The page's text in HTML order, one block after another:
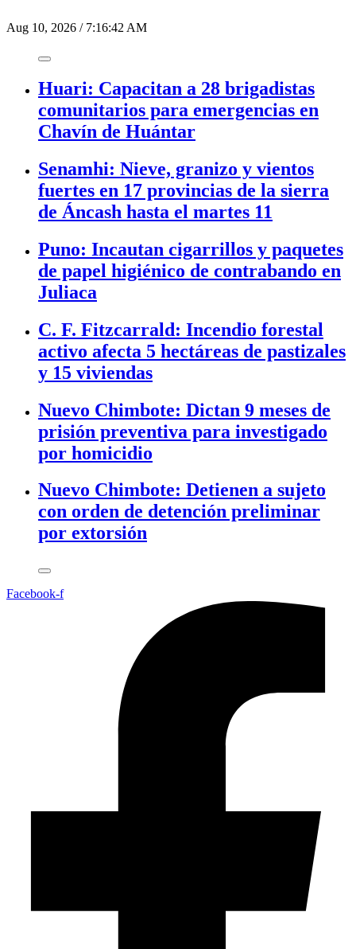
Aug 10, 2026 / 7:16:42 AM
Huari: Capacitan a 28 brigadistas
comunitarios para emergencias en
Chavín de Huántar
Senamhi: Nieve, granizo y vientos
fuertes en 17 provincias de la sierra
de Áncash hasta el martes 11
Puno: Incautan cigarrillos y paquetes
de papel higiénico de contrabando en
Juliaca
C. F. Fitzcarrald: Incendio forestal
activo afecta 5 hectáreas de pastizales
y 15 viviendas
Nuevo Chimbote: Dictan 9 meses de
prisión preventiva para investigado
por homicidio
Nuevo Chimbote: Detienen a sujeto
con orden de detención preliminar
por extorsión
Facebook-f